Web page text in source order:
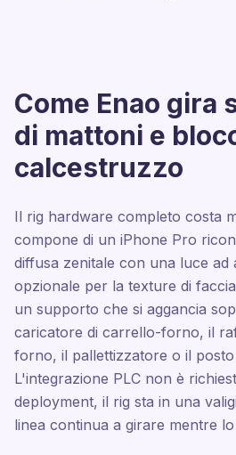
Come Enao gira
di mattoni e
calcestruzzo
Il rig hardware completo costa
compone di un iPhone Pro
diffusa zenitale con una luce ad
opzionale per la texture di
un supporto che si aggancia
caricatore di carrello-forno, il
forno, il pallettizzatore o il
L'integrazione PLC non è
deployment, il rig sta in una
linea continua a girare mentre